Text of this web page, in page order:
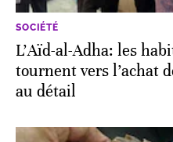
SOCIÉTÉ
L’Aïd-al-Adha: les
tournent vers l’achat
au détail